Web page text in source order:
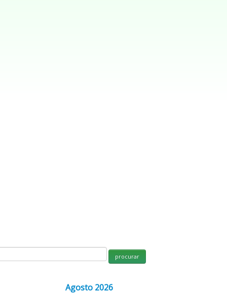
Agosto 2026